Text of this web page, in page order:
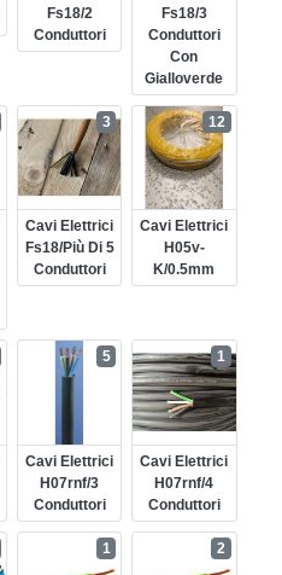
Fs18/2
Conduttori
Fs18/3
Conduttori
Con
Gialloverde
Cavi Elettrici
Fs18/più Di 5
Conduttori
3
Cavi Elettrici
H05v-
K/0.5mm
12
Cavi Elettrici
H07rnf/3
Conduttori
5
Cavi Elettrici
H07rnf/4
Conduttori
1
1 2